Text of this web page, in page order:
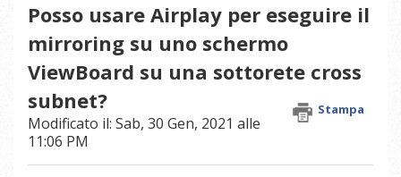
Posso usare Airplay per eseguire il
mirroring su uno schermo
ViewBoard su una sottorete cross
subnet?
Stampa
Modificato il: Sab, 30 Gen, 2021 alle
11:06 PM